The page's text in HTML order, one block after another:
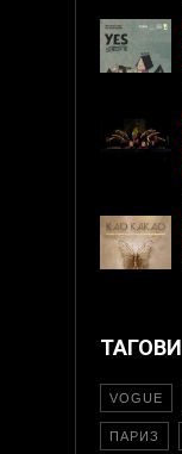
ТАГОВИ
VOGUE
ПАРИЗ